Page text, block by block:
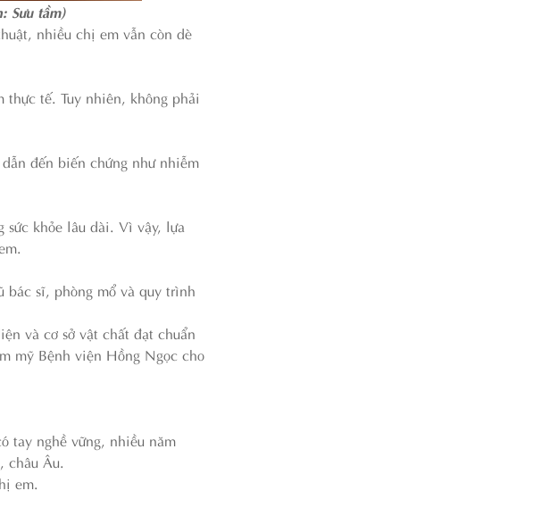
Sưu tầm)
nhiều chị em vẫn còn dè
tế. Tuy nhiên, không phải
đến biến chứng như nhiễm
sức khỏe lâu dài. Vì vậy, lựa
bác sĩ, phòng mổ và quy trình
và cơ sở vật chất đạt chuẩn
mỹ Bệnh viện Hồng Ngọc cho
tay nghề vững, nhiều năm
châu Âu.
em.